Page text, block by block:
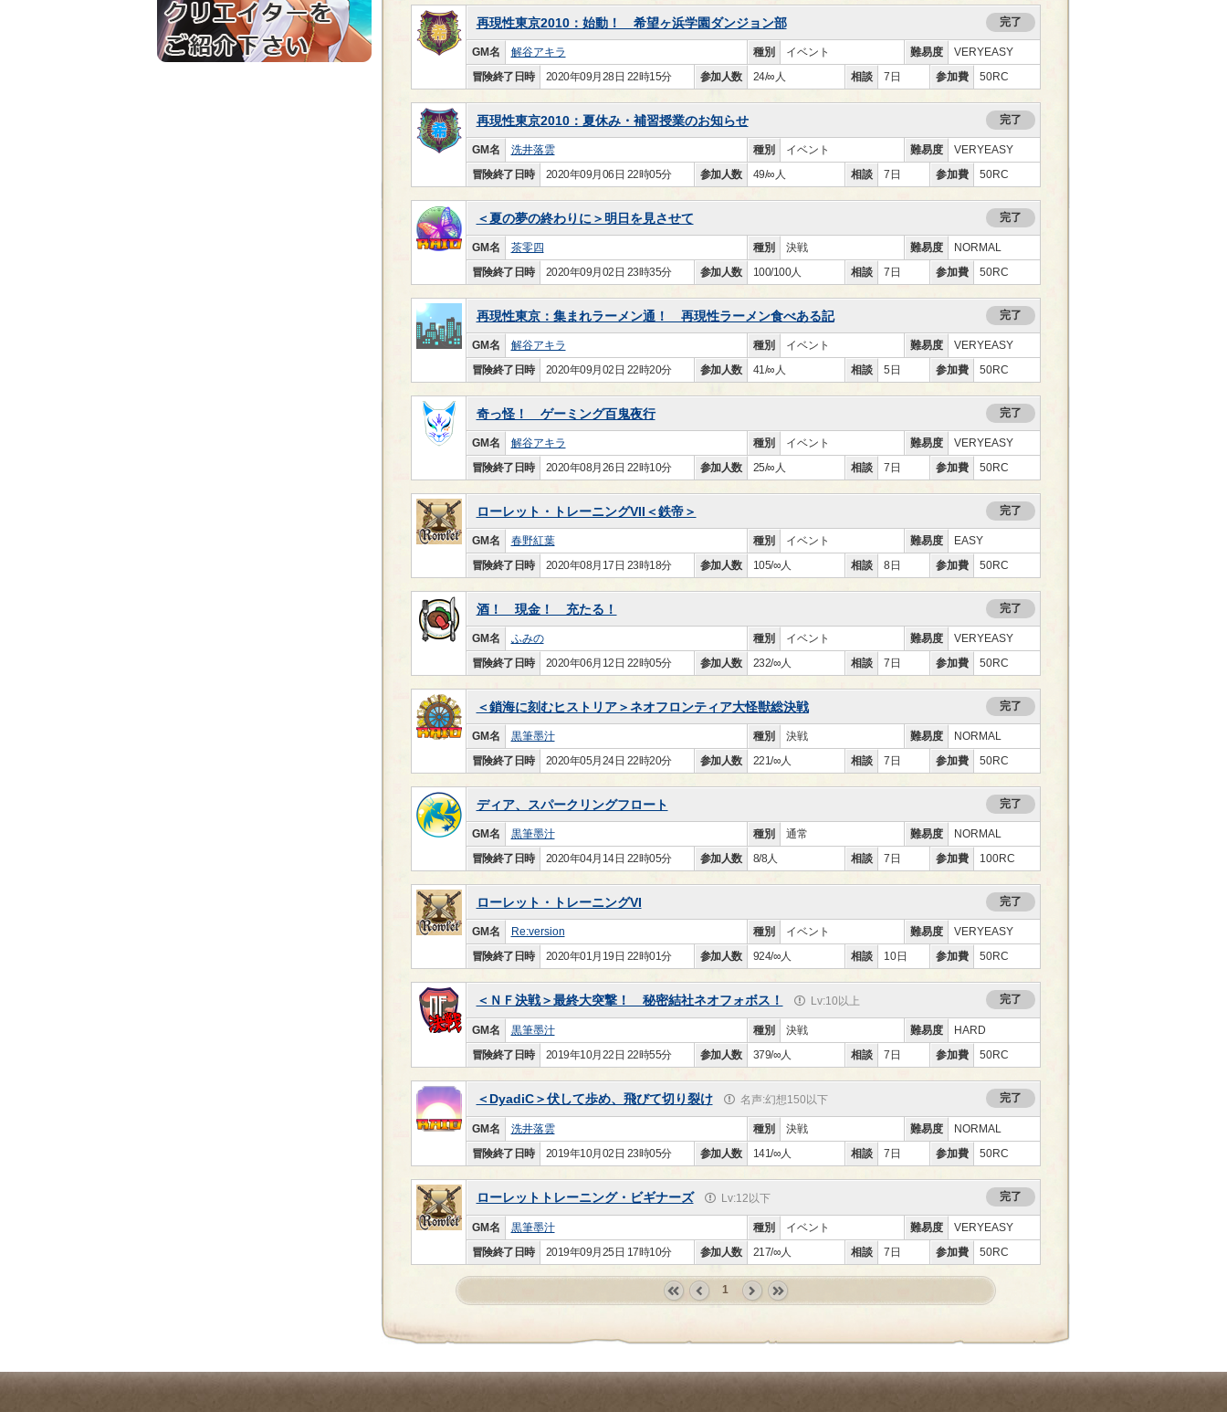
再現性東京2010：始動！ 希望ヶ浜学園ダンジョン部 完了
GM名 解谷アキラ 種別 イベント 難易度
VERYEASY
冒険終了日時
2020年09月28日 22時15分 参加人数 24/∞人 相談 7日 参加費 50RC
再現性東京2010：夏休み・補習授業のお知らせ 完了
GM名 洗井落雲 種別 イベント 難易度
VERYEASY
冒険終了日時
2020年09月06日 22時05分 参加人数 49/∞人 相談 7日 参加費 50RC
＜夏の夢の終わりに＞明日を見させて 完了
GM名 茶零四 種別 決戦 難易度
NORMAL
冒険終了日時
2020年09月02日 23時35分 参加人数 100/100人 相談 7日 参加費 50RC
再現性東京：集まれラーメン通！ 再現性ラーメン食べある記 完了
GM名 解谷アキラ 種別 イベント 難易度
VERYEASY
冒険終了日時
2020年09月02日 22時20分 参加人数 41/∞人 相談 5日 参加費 50RC
奇っ怪！ ゲーミング百鬼夜行 完了
GM名 解谷アキラ 種別 イベント 難易度
VERYEASY
冒険終了日時
2020年08月26日 22時10分 参加人数 25/∞人 相談 7日 参加費 50RC
ローレット・トレーニングVII＜鉄帝＞ 完了
GM名 春野紅葉 種別 イベント 難易度
EASY
冒険終了日時
2020年08月17日 23時18分 参加人数 105/∞人 相談 8日 参加費 50RC
酒！ 現金！ 充たる！ 完了
GM名 ふみの 種別 イベント 難易度
VERYEASY
冒険終了日時
2020年06月12日 22時05分 参加人数 232/∞人 相談 7日 参加費 50RC
＜鎖海に刻むヒストリア＞ネオフロンティア大怪獣総決戦 完了
GM名 黒筆墨汁 種別 決戦 難易度
NORMAL
冒険終了日時
2020年05月24日 22時20分 参加人数 221/∞人 相談 7日 参加費 50RC
ディア、スパークリングフロート 完了
GM名 黒筆墨汁 種別 通常 難易度
NORMAL
冒険終了日時
2020年04月14日 22時05分 参加人数 8/8人 相談 7日 参加費 100RC
ローレット・トレーニングVI 完了
GM名 Re:version 種別 イベント 難易度
VERYEASY
冒険終了日時
2020年01月19日 22時01分 参加人数 924/∞人 相談 10日 参加費 50RC
＜ＮＦ決戦＞最終大突撃！ 秘密結社ネオフォボス！ Lv:10以上 完了
GM名 黒筆墨汁 種別 決戦 難易度
HARD
冒険終了日時
2019年10月22日 22時55分 参加人数 379/∞人 相談 7日 参加費 50RC
＜DyadiC＞伏して歩め、飛びて切り裂け 名声:幻想150以下 完了
GM名 洗井落雲 種別 決戦 難易度
NORMAL
冒険終了日時
2019年10月02日 23時05分 参加人数 141/∞人 相談 7日 参加費 50RC
ローレットトレーニング・ビギナーズ Lv:12以下 完了
GM名 黒筆墨汁 種別 イベント 難易度
VERYEASY
冒険終了日時
2019年09月25日 17時10分 参加人数 217/∞人 相談 7日 参加費 50RC
1